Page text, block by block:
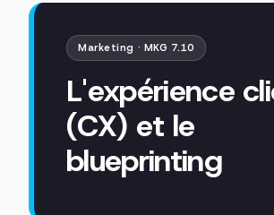
Marketing · MKG 7.10
L'expérience
(CX) et le
blueprinting